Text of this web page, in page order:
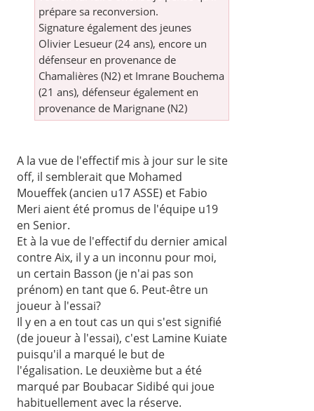
prépare sa reconversion.
Signature également des jeunes
Olivier Lesueur (24 ans), encore un
défenseur en provenance de
Chamalières (N2) et Imrane Bouchema
(21 ans), défenseur également en
provenance de Marignane (N2)
A la vue de l'effectif mis à jour sur le site
off, il semblerait que Mohamed
Moueffek (ancien u17 ASSE) et Fabio
Meri aient été promus de l'équipe u19
en Senior.
Et à la vue de l'effectif du dernier amical
contre Aix, il y a un inconnu pour moi,
un certain Basson (je n'ai pas son
prénom) en tant que 6. Peut-être un
joueur à l'essai?
Il y en a en tout cas un qui s'est signifié
(de joueur à l'essai), c'est Lamine Kuiate
puisqu'il a marqué le but de
l'égalisation. Le deuxième but a été
marqué par Boubacar Sidibé qui joue
habituellement avec la réserve.